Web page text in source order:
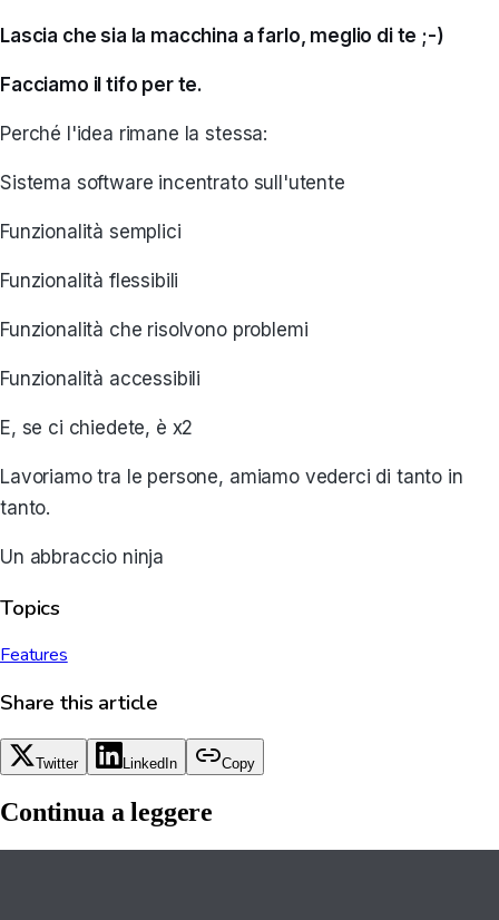
Lascia che sia la macchina a farlo, meglio di te ;-)
Facciamo il tifo per te.
Perché l'idea rimane la stessa:
Sistema software incentrato sull'utente
Funzionalità semplici
Funzionalità flessibili
Funzionalità che risolvono problemi
Funzionalità accessibili
E, se ci chiedete, è x2
Lavoriamo tra le persone, amiamo vederci di tanto in
tanto.
Un abbraccio ninja
Topics
Features
Share this article
Twitter LinkedIn Copy
Continua a leggere